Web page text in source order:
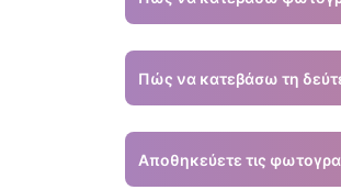
Δεν υποστηρίζουμε
Πώς να κατεβάσω τη
Μπορείτε να κατεβάσετε
αποσυμπιέσετε το αρχείο.
Αποθηκεύετε τις